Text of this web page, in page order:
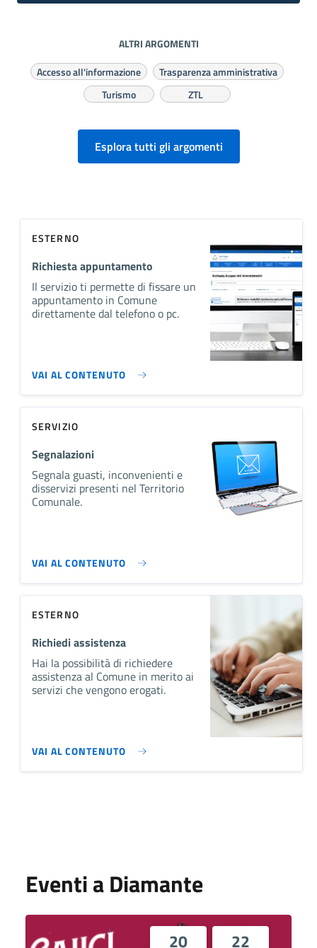
ALTRI ARGOMENTI
Accesso all'informazione
Trasparenza amministrativa
Turismo
ZTL
Esplora tutti gli argomenti
ESTERNO
Richiesta appuntamento
Il servizio ti permette di fissare un
appuntamento in Comune
direttamente dal telefono o pc.
VAI AL CONTENUTO
SERVIZIO
Segnalazioni
Segnala guasti, inconvenienti e
disservizi presenti nel Territorio
Comunale.
VAI AL CONTENUTO
ESTERNO
Richiedi assistenza
Hai la possibilità di richiedere
assistenza al Comune in merito ai
servizi che vengono erogati.
VAI AL CONTENUTO
Eventi a Diamante
20 22